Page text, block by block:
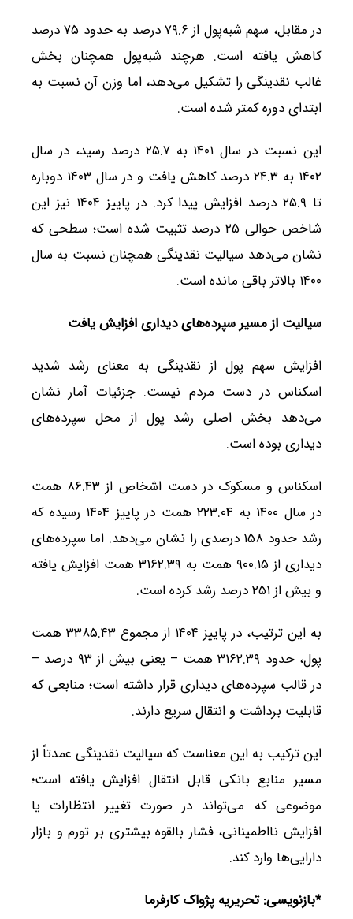
در مقابل، سهم شبه‌پول از ۷۹.۶ درصد به حدود ۷۵ درصد
کاهش یافته است. هرچند شبه‌پول همچنان بخش
غالب نقدینگی را تشکیل می‌دهد، اما وزن آن نسبت به
ابتدای دوره کمتر شده است.
این نسبت در سال ۱۴۰۱ به ۲۵.۷ درصد رسید، در سال
۱۴۰۲ به ۲۴.۳ درصد کاهش یافت و در سال ۱۴۰۳ دوباره
تا ۲۵.۹ درصد افزایش پیدا کرد. در پاییز ۱۴۰۴ نیز این
شاخص حوالی ۲۵ درصد تثبیت شده است؛ سطحی که
نشان می‌دهد سیالیت نقدینگی همچنان نسبت به سال
۱۴۰۰ بالاتر باقی مانده است.
سیالیت از مسیر سپرده‌های دیداری افزایش یافت
افزایش سهم پول از نقدینگی به معنای رشد شدید
اسکناس در دست مردم نیست. جزئیات آمار نشان
می‌دهد بخش اصلی رشد پول از محل سپرده‌های
دیداری بوده است.
اسکناس و مسکوک در دست اشخاص از ۸۶.۴۳ همت
در سال ۱۴۰۰ به ۲۲۳.۰۴ همت در پاییز ۱۴۰۴ رسیده که
رشد حدود ۱۵۸ درصدی را نشان می‌دهد. اما سپرده‌های
دیداری از ۹۰۰.۱۵ همت به ۳۱۶۲.۳۹ همت افزایش یافته
و بیش از ۲۵۱ درصد رشد کرده است.
به این ترتیب، در پاییز ۱۴۰۴ از مجموع ۳۳۸۵.۴۳ همت
پول، حدود ۳۱۶۲.۳۹ همت – یعنی بیش از ۹۳ درصد –
در قالب سپرده‌های دیداری قرار داشته است؛ منابعی که
قابلیت برداشت و انتقال سریع دارند.
این ترکیب به این معناست که سیالیت نقدینگی عمدتاً از
مسیر منابع بانکی قابل انتقال افزایش یافته است؛
موضوعی که می‌تواند در صورت تغییر انتظارات یا
افزایش نااطمینانی، فشار بالقوه بیشتری بر تورم و بازار
دارایی‌ها وارد کند.
*بازنویسی: تحریریه پژواک کارفرما